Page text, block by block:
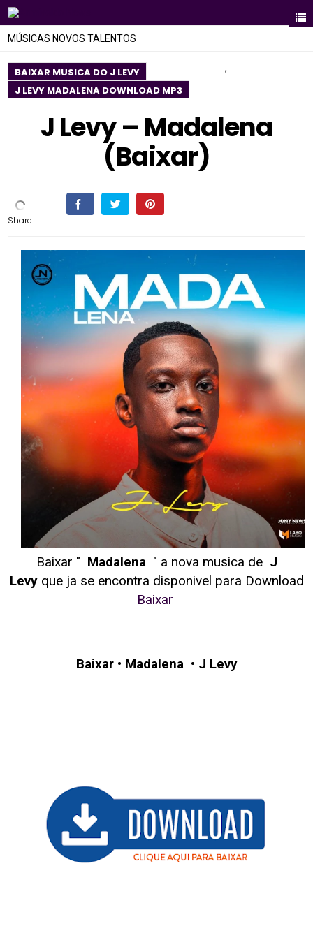
MÚSICAS NOVOS TALENTOS
BAIXAR MUSICA DO J LEVY ,
J LEVY MADALENA DOWNLOAD MP3
J Levy – Madalena
(Baixar)
Baixar " Madalena " a nova musica de J
Levy que ja se encontra disponivel para Download
Baixar
Baixar• Madalena • J Levy